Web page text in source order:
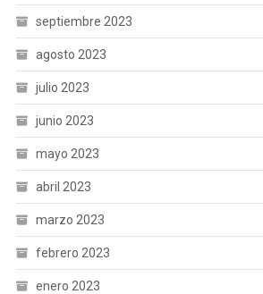
septiembre 2023
agosto 2023
julio 2023
junio 2023
mayo 2023
abril 2023
marzo 2023
febrero 2023
enero 2023